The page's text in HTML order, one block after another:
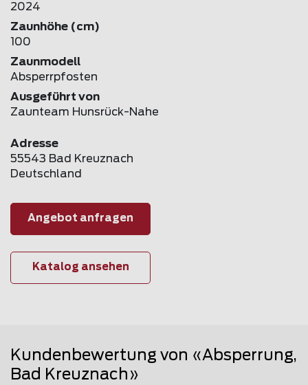
2024
Zaunhöhe (cm)
100
Zaunmodell
Absperrpfosten
Ausgeführt von
Zaunteam Hunsrück-Nahe
Adresse
55543 Bad Kreuznach
Deutschland
Angebot anfragen
Katalog ansehen
Kundenbewertung von «Absperrung,
Bad Kreuznach»